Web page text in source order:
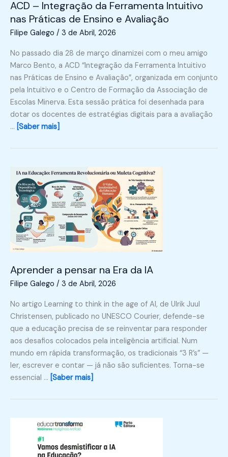
ACD – Integração da Ferramenta Intuitivo
nas Práticas de Ensino e Avaliação
Filipe Galego / 3 de Abril, 2026
No passado dia 28 de março dinamizei com o meu amigo
Marco Bento, a ACD “Integração da Ferramenta Intuitivo
nas Práticas de Ensino e Avaliação”, organizada em conjunto
pela Intuitivo e o Centro de Formação da Associação de
Escolas Minerva. Esta sessão prática foi desenhada para
dotar os docentes de estratégias digitais para a avaliação
… [Saber mais]
Aprender a pensar na Era da IA
Filipe Galego / 3 de Abril, 2026
No artigo Learning to think in the age of AI, de Ulrik Juul
Christensen, publicado no UNESCO Courier, defende-se
que a educação precisa de se reinventar para responder
aos desafios colocados pela inteligência artificial. Num
mundo em rápida transformação, os tradicionais “3 R’s” —
ler, escrever e contar — já não são suficientes. Torna-se
essencial … [Saber mais]